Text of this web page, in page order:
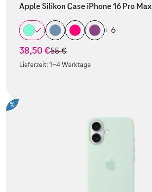
Apple Silikon Case iPhone 16 Pro Max
+ 6
38,50 €statt
55 €
Lieferzeit:1-4 Werktage
%